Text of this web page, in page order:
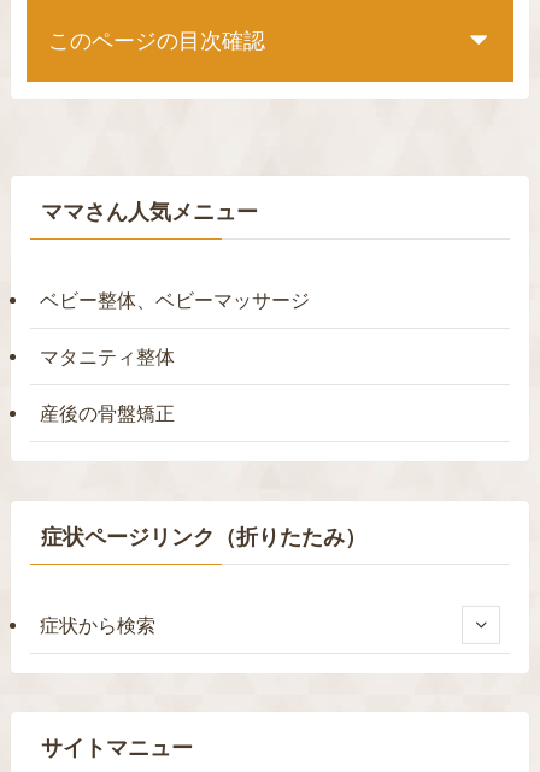
このページの目次確認
ママさん人気メニュー
ベビー整体、ベビーマッサージ
マタニティ整体
産後の骨盤矯正
症状ページリンク（折りたたみ）
症状から検索
サイトマニュー